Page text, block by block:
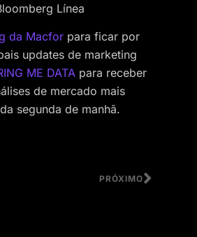
Línea
da Macforpara ficar por
updates de marketing
ME DATApara receber
de mercado mais
segunda de manhã.
PRÓXIMO